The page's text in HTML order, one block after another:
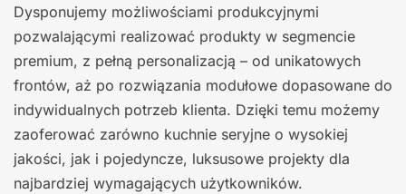
Dysponujemy możliwościami produkcyjnymi
pozwalającymi realizować produkty w segmencie
premium, z pełną personalizacją – od unikatowych
frontów, aż po rozwiązania modułowe dopasowane do
indywidualnych potrzeb klienta. Dzięki temu możemy
zaoferować zarówno kuchnie seryjne o wysokiej
jakości, jak i pojedyncze, luksusowe projekty dla
najbardziej wymagających użytkowników.